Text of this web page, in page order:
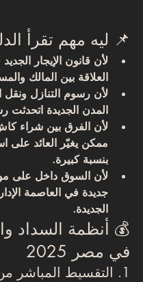
📌 ليه مهم تقرأ
لأن قانون الإيجار الجديد 2025
العلاقة بين المالك
لأن رسوم التنازل ونقل
المدن الجديدة اتحدثت
لأن الفرق بين شراء
ممكن يغيّر العائد على
بنسبة كبيرة.
لأن السوق داخل على
جديدة في العاصمة
الجديدة.
💰 أنظمة السداد
في مصر 2025
1. التقسيط المباشر من المطور